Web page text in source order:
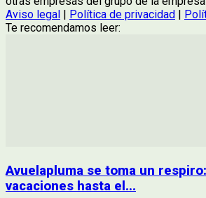
Aviso legal | Política de privacidad |
Te recomendamos leer:
Avuelapluma se toma un
vacaciones hasta el...